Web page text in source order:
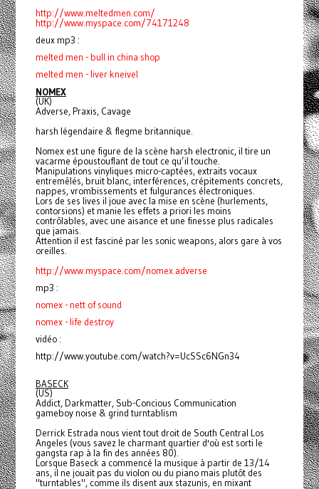
http://www.meltedmen.com/
http://www.myspace.com/74171248
deux mp3 :
melted men - bull in china shop
melted men - liver kneivel
NOMEX
(UK)
Adverse, Praxis, Cavage
harsh légendaire & flegme britannique.
Nomex est une figure de la scène harsh electronic, il tire un
vacarme époustouflant de tout ce qu’il touche.
Manipulations vinyliques micro-captées, extraits vocaux
entremêlés, bruit blanc, interférences, crépitements concrets,
nappes, vrombissements et fulgurances électroniques.
Lors de ses lives il joue avec la mise en scène (hurlements,
contorsions) et manie les effets a priori les moins
contrôlables, avec une aisance et une finesse plus radicales
que jamais.
Attention il est fasciné par les sonic weapons, alors gare à vos
oreilles.
http://www.myspace.com/nomex.adverse
mp3 :
nomex - nett of sound
nomex - life destroy
vidéo :
http://www.youtube.com/watch?v=UcSSc6NGn34
BASECK
(US)
Addict, Darkmatter, Sub-Concious Communication
gameboy noise & grind turntablism
Derrick Estrada nous vient tout droit de South Central Los
Angeles (vous savez le charmant quartier d'où est sorti le
gangsta rap à la fin des années 80).
Lorsque Baseck a commencé la musique à partir de 13/14
ans, il ne jouait pas du violon ou du piano mais plutôt des
"turntables", comme ils disent aux stazunis, en mixant